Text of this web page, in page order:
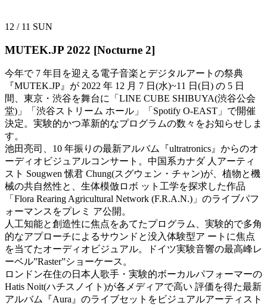
12 / 11 SUN
MUTEK.JP 2022 [Nocturne 2]
今年で 7 年目を迎える電子音楽とデジタルアートの祭典
『MUTEK.JP』が 2022 年 12 月 7 日(水)~11 日(日) の 5 日
間、東京・渋谷を舞台に「LINE CUBE SHIBUYA(渋谷公会
堂)」「渋谷ストリーム ホール」「Spotify O-EAST」で開催
決定。実験的かつ革新的なプログラムの数々をお知らせしま
す。
池田亮司、10 年振りの最新アルバム『ultratronics』からのオ
ーディオビジュアルコンサート。中国系カナダ 人アーティ
スト Sougwen 愫君 Chung(スグウェン・チャン)が、植物と機
械の共自然性と、生体模倣ロボ ット工学を探求した作品
「Flora Rearing Agricultural Network (F.R.A.N.)」のライブパフ
ォーマンスをプレミ ア公開。
人工知能と創造性に焦点をあてたプログラム、実験的で多角
的なアプローチによるサウンドと没入体験型ア ートに焦点
を当てたオーディオビジュアル。ドイツ実験音響の最高峰レ
ーベル”Raster”ショーケース。
ロンドン在住の日本人歌手・実験的ボーカルパフォーマーの
Hatis Noit(ハチスノイト)が各メディアで高い 評価を得た最新
アルバム『Aura』のライブセットをビジュアルアーティスト